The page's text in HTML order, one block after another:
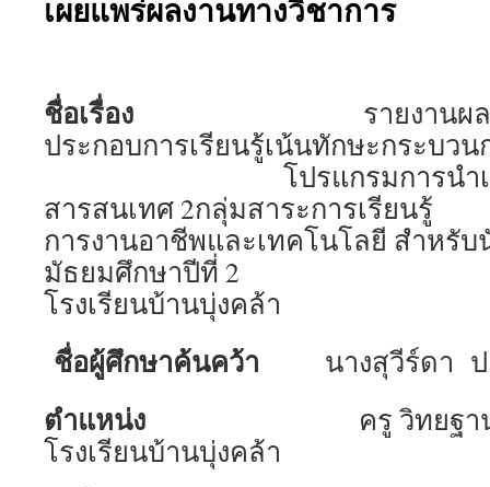
เผยแพร่ผลงานทางวิชาการ
ชื่อเรื่อง
รายงานผลการ
ประกอบการเรียนรู้เน้นทักษะ
โปรแกรมการนำเสนอ
สารสนเทศ 2กลุ่มสาระการเรียนรู้
การงานอาชีพและเทคโนโลยี สำหรับ
มัธยมศึกษาปีที่ 2
โรงเรียนบ้านบุ่งคล้า
ชื่อผู้ศึกษาค้นคว้า นางสุวีร์ดา ป
ตำแหน่ง ครู วิทยฐานะครู
โรงเรียนบ้านบุ่งคล้า